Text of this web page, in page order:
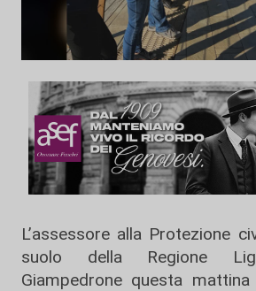
L’assessore alla Protezione
suolo della Regione
Giampedrone questa